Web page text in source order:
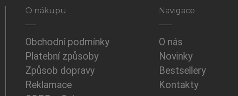
O nákupu
Obchodní podmínky
Platební způsoby
Způsob dopravy
Reklamace
Navigace
O nás
Novinky
Bestsellery
Kontakty